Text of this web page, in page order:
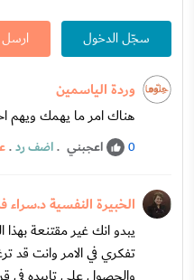
سجّل الدخول
وردة الياسمين
هناك امر ما يهمك ويهم
0 اعجبني .اضف رد.
الخبيرة النفسية
يبدو انك غير مقتنعة
تفكري في الامر وانت قد